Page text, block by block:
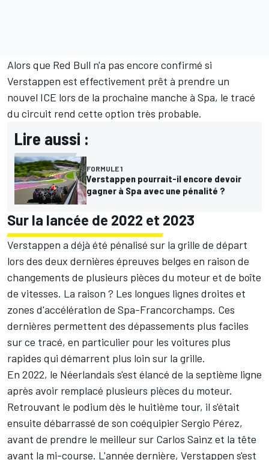
Alors que Red Bull n'a pas encore confirmé si
Verstappen est effectivement prêt à prendre un
nouvel ICE lors de la prochaine manche à Spa, le tracé
du circuit rend cette option très probable.
Lire aussi :
FORMULE 1
Verstappen pourrait-il encore devoir
gagner à Spa avec une pénalité ?
Sur la lancée de 2022 et 2023
Verstappen a déjà été pénalisé sur la grille de départ
lors des deux dernières épreuves belges en raison de
changements de plusieurs pièces du moteur et de boîte
de vitesses. La raison ? Les longues lignes droites et
zones d'accélération de Spa-Francorchamps. Ces
dernières permettent des dépassements plus faciles
sur ce tracé, en particulier pour les voitures plus
rapides qui démarrent plus loin sur la grille.
En 2022, le Néerlandais s'est élancé de la septième ligne
après avoir remplacé plusieurs pièces du moteur.
Retrouvant le podium dès le huitième tour, il s'était
ensuite débarrassé de son coéquipierSergio Pérez,
avant de prendre le meilleur sur Carlos Sainz et la tête
avant la mi-course. L'année dernière, Verstappen s'est